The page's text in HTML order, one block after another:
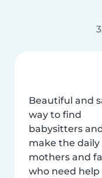
Beautiful and
way to find
babysitters
make the daily
mothers and
who need help